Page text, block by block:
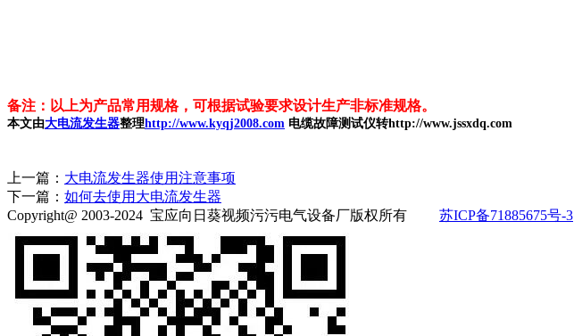
备注：以上为产品常用规格，可根据试验要求设计生产非标准规格。
本文由大电流发生器整理http://www.kyqj2008.com 电缆故障测试仪转http://www.jssxdq.com
上一篇： 大电流发生器使用注意事项
下一篇： 如何去使用大电流发生器
Copyright@ 2003-2024 宝应向日葵视频污污电气设备厂版权所有 苏ICP备71885675号-3